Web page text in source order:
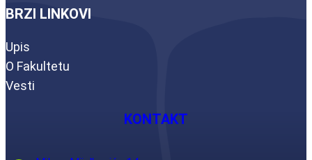
BRZI LINKOVI
Upis
O Fakultetu
Vesti
KONTAKT